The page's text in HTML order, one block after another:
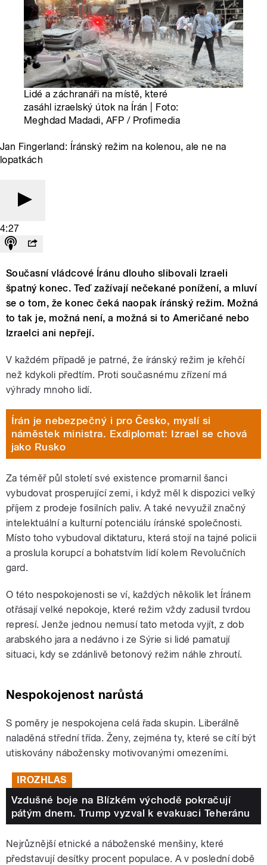
Lidé a záchranáři na místě, které
zasáhl izraelský útok na Írán | Foto:
Meghdad Madadi, AFP / Profimedia
Jan Fingerland: Íránský režim na kolenou, ale ne na
lopatkách
4:27
Současní vládcové Íránu dlouho slibovali Izraeli
špatný konec. Teď zažívají nečekané ponížení, a mluví
se o tom, že konec čeká naopak íránský režim. Možná
to tak je, možná není, a možná si to Američané nebo
Izraelci ani nepřejí.
V každém případě je patrné, že íránský režim je křehčí
než kdykoli předtím. Proti současnému zřízení má
výhrady mnoho lidí.
Írán je nebezpečný i pro Česko, myslí si
náměstek ministra. Exdiplomat: Izrael se chová
jako Rusko
Za téměř půl století své existence promarnil šanci
vybudovat prosperující zemi, i když měl k dispozici velký
příjem z prodeje fosilních paliv. A také nevyužil značný
intelektuální a kulturní potenciálu íránské společnosti.
Místo toho vybudoval diktaturu, která stojí na tajné policii
a proslula korupcí a bohatstvím lidí kolem Revolučních
gard.
O této nespokojenosti se ví, každých několik let Íránem
otřásají velké nepokoje, které režim vždy zadusil tvrdou
represí. Jenže jednou nemusí tato metoda vyjít, z dob
arabského jara a nedávno i ze Sýrie si lidé pamatují
situaci, kdy se zdánlivě betonový režim náhle zhroutí.
Nespokojenost narůstá
S poměry je nespokojena celá řada skupin. Liberálně
naladěná střední třída. Ženy, zejména ty, které se cítí být
utiskovány nábožensky motivovanými omezeními.
IROZHLAS
Vzdušné boje na Blízkém východě pokračují
pátým dnem. Trump vyzval k evakuaci Teheránu
Nejrůznější etnické a náboženské menšiny, které
představují desítky procent populace. A v poslední době